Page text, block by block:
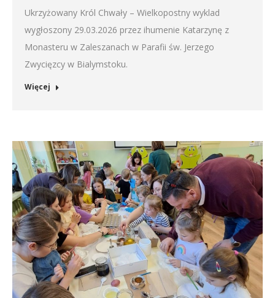
Ukrzyżowany Król Chwały – Wielkopostny wyklad
wygłoszony 29.03.2026 przez ihumenie Katarzynę z
Monasteru w Zaleszanach w Parafii św. Jerzego
Zwycięzcy w Bialymstoku.
Więcej